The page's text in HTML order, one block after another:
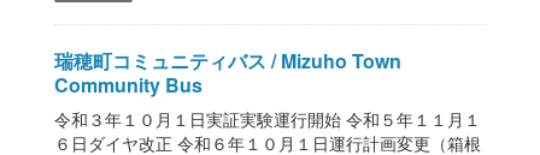
瑞穂町コミュニティバス / Mizuho Town
Community Bus
令和３年１０月１日実証実験運行開始 令和５年１１月１
６日ダイヤ改正 令和６年１０月１日運行計画変更（箱根